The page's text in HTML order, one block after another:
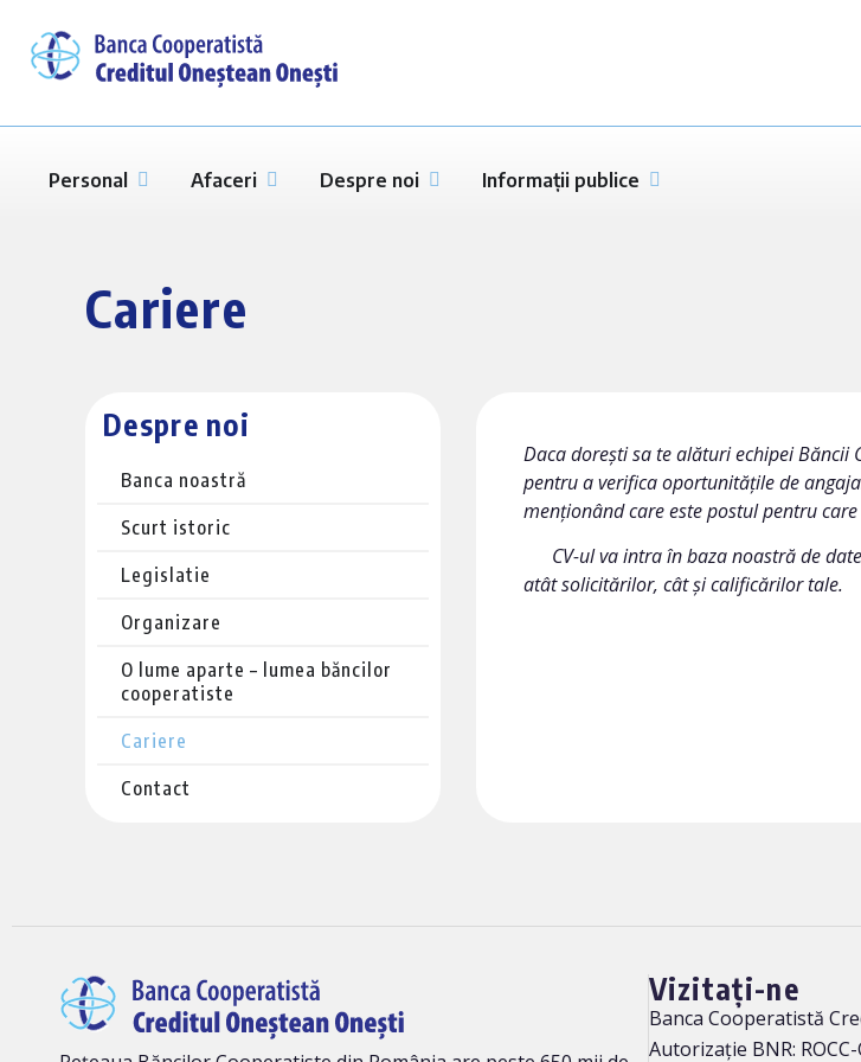
Personal Afaceri Despre noi Informații publice
Cariere
Despre noi
Banca noastră
Scurt istoric
Legislatie
Organizare
O lume aparte – lumea băncilor
cooperatiste
Cariere
Contact
Daca dorești sa te alături echipei Băncii
pentru a verifica oportunitățile de
menționând care este postul pentru
CV-ul va intra în baza noastră de
atât solicitărilor, cât și calificărilor tale.
Vizitați-ne
Banca Cooperatistă
Autorizație BNR: